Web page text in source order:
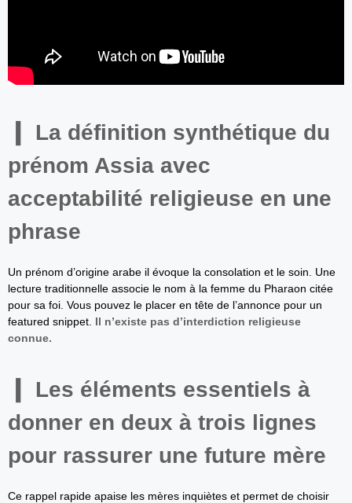
La définition synthétique du
prénom Assia avec
acceptabilité religieuse en une
phrase
Un prénom d’origine arabe il évoque la consolation et le soin. Une
lecture traditionnelle associe le nom à la femme du Pharaon citée
pour sa foi. Vous pouvez le placer en tête de l’annonce pour un
featured snippet. Il n’existe pas d’interdiction religieuse
connue.
Les éléments essentiels à
donner en deux à trois lignes
pour rassurer une future mère
Ce rappel rapide apaise les mères inquiètes et permet de choisir